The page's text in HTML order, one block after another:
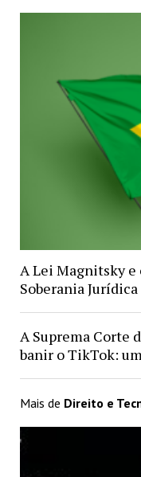
A Lei Magnitsky e
Soberania
A Suprema Corte
banir o TikTok:
Mais de Direito e